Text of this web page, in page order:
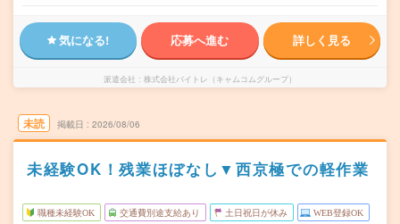
気になる! 応募へ進む 詳しく見る
派遣会社 株式会社バイトレ（キャムコムグループ）
未読 掲載日 2026/08/06
未経験OK！残業ほぼなし▼西京極での軽作業
職種未経験OK 交通費別途支給あり 土日祝日が休み WEB登録OK